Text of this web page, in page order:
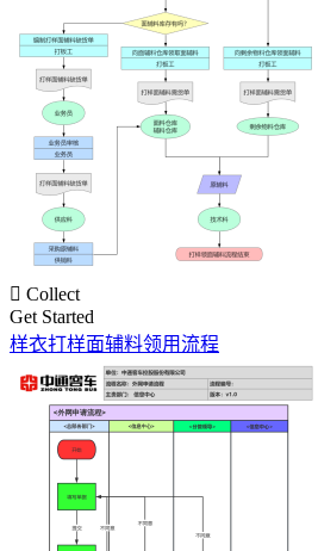
 Collect
Get Started
样衣打样面辅料领用流程